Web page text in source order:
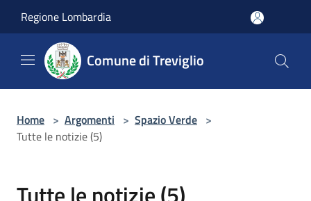
Regione Lombardia
Comune di Treviglio
Home > Argomenti > Spazio Verde >
Tutte le notizie (5)